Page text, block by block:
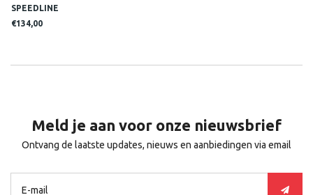
SPEEDLINE
€134,00
Meld je aan voor onze nieuwsbrief
Ontvang de laatste updates, nieuws en aanbiedingen via email